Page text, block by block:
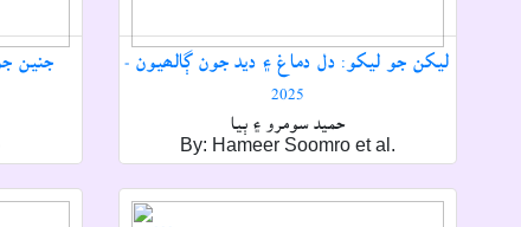
جنين ليکن جو ليکو: دل دماغ ۽ ديد جون ڳالھيون -
حميد سومرو ۽ ٻيا
By: Hameer Soomro et al.